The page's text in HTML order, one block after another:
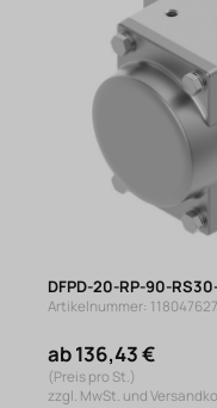
DFPD-20-RP-90-
Artikelnummer: 118047627
ab 136,43 €
(Preis pro St.)
zzgl. MwSt. und